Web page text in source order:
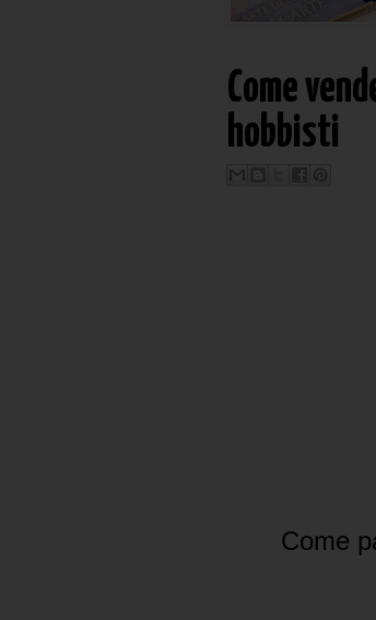
Come
hobbisti
Come